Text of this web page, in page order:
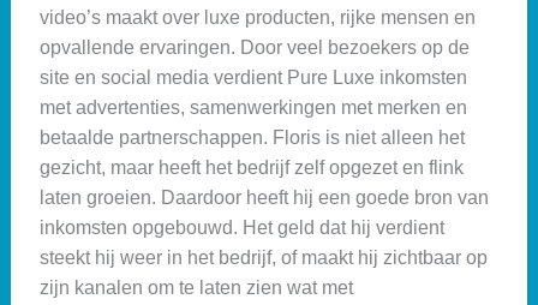
video’s maakt over luxe producten, rijke mensen en
opvallende ervaringen. Door veel bezoekers op de
site en social media verdient Pure Luxe inkomsten
met advertenties, samenwerkingen met merken en
betaalde partnerschappen. Floris is niet alleen het
gezicht, maar heeft het bedrijf zelf opgezet en flink
laten groeien. Daardoor heeft hij een goede bron van
inkomsten opgebouwd. Het geld dat hij verdient
steekt hij weer in het bedrijf, of maakt hij zichtbaar op
zijn kanalen om te laten zien wat met